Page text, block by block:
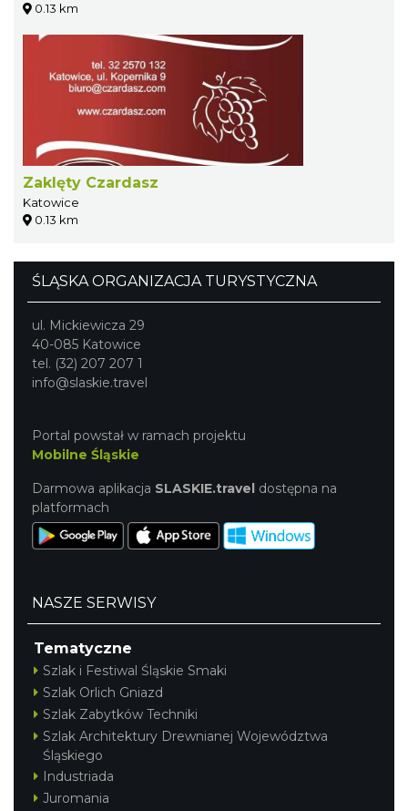
0.13 km
Zaklęty Czardasz
Katowice
0.13 km
ŚLĄSKA ORGANIZACJA TURYSTYCZNA
ul. Mickiewicza 29
40-085 Katowice
tel. (32) 207 207 1
info@slaskie.travel
Portal powstał w ramach projektu
Mobilne Śląskie
Darmowa aplikacja SLASKIE.travel dostępna na
platformach
NASZE SERWISY
Tematyczne
Szlak i Festiwal Śląskie Smaki
Szlak Orlich Gniazd
Szlak Zabytków Techniki
Szlak Architektury Drewnianej Województwa
Śląskiego
Industriada
Juromania